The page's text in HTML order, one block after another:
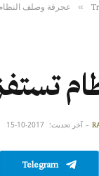
» عجرفة وصلف النظام
تستفز
آخر تحديث: 2017-10-15
Telegram